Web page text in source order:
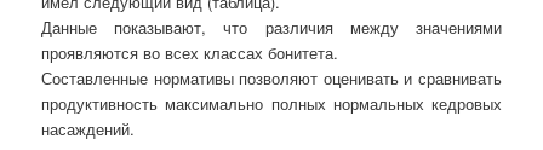
Данные показывают, что различия между значениями
проявляются во всех классах бонитета.
Составленные нормативы позволяют оценивать и сравнивать
продуктивность максимально полных нормальных кедровых
насаждений.